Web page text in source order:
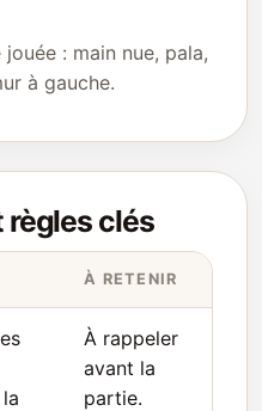
: main nue, pala,
à gauche.
règles clés
À RETENIR
À rappeler
avant la
partie.